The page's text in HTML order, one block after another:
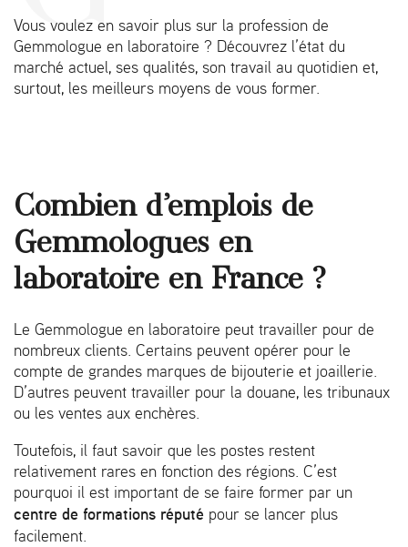
Vous voulez en savoir plus sur la profession de
Gemmologue en laboratoire ? Découvrez l’état du
marché actuel, ses qualités, son travail au quotidien et,
surtout, les meilleurs moyens de vous former.
Combien d’emplois de
Gemmologues en
laboratoire en France ?
Le Gemmologue en laboratoire peut travailler pour de
nombreux clients. Certains peuvent opérer pour le
compte de grandes marques de bijouterie et joaillerie.
D’autres peuvent travailler pour la douane, les tribunaux
ou les ventes aux enchères.
Toutefois, il faut savoir que les postes restent
relativement rares en fonction des régions. C’est
pourquoi il est important de se faire former par un
centre de formations réputé pour se lancer plus
facilement.